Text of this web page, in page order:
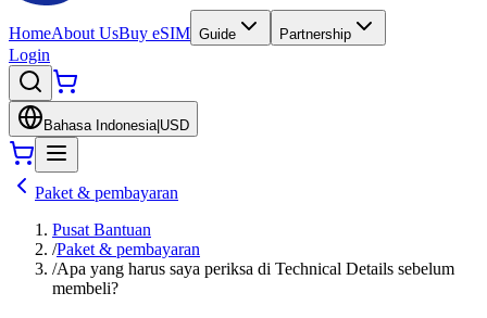
HomeAbout UsBuy eSIM Guide Partnership
Login
Bahasa Indonesia| USD
Paket & pembayaran
Pusat Bantuan
/Paket & pembayaran
/Apa yang harus saya periksa di Technical Details sebelum
membeli?